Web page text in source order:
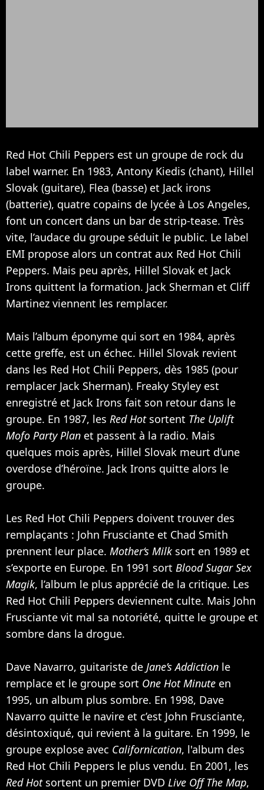
Red Hot Chili Peppers est un groupe de rock du
label warner. En 1983, Antony Kiedis (chant), Hillel
Slovak (guitare), Flea (basse) et Jack irons
(batterie), quatre copains de lycée à Los Angeles,
font un concert dans un bar de strip-tease. Très
vite, l’audace du groupe séduit le public. Le label
EMI propose alors un contrat aux Red Hot Chili
Peppers. Mais peu après, Hillel Slovak et Jack
Irons quittent la formation. Jack Sherman et Cliff
Martinez viennent les remplacer.
Mais l’album éponyme qui sort en 1984, après
cette greffe, est un échec. Hillel Slovak revient
dans les Red Hot Chili Peppers, dès 1985 (pour
remplacer Jack Sherman). Freaky Styley est
enregistré et Jack Irons fait son retour dans le
groupe. En 1987, les Red Hotsortent The Uplift
Mofo Party Plan et passent à la radio. Mais
quelques mois après, Hillel Slovak meurt d’une
overdose d’héroïne. Jack Irons quitte alors le
groupe.
Les Red Hot Chili Peppers doivent trouver des
remplaçants : John Frusciante et Chad Smith
prennent leur place. Mother‘s Milk sort en 1989 et
s’exporte en Europe. En 1991 sort Blood Sugar Sex
Magik, l’album le plus apprécié de la critique. Les
Red Hot Chili Peppers deviennent culte. Mais John
Frusciante vit mal sa notoriété, quitte le groupe et
sombre dans la drogue.
Dave Navarro, guitariste de Jane’s Addiction le
remplace et le groupe sort One Hot Minute en
1995, un album plus sombre. En 1998, Dave
Navarro quitte le navire et c’est John Frusciante,
désintoxiqué, qui revient à la guitare. En 1999, le
groupe explose avec Californication, l'album des
Red Hot Chili Peppers le plus vendu. En 2001, les
Red Hot sortent un premier DVD Live Off The Map,